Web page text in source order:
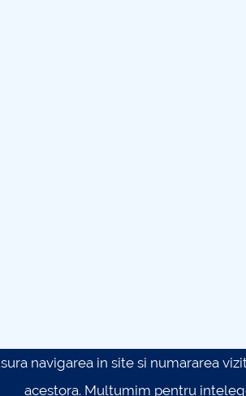
navigarea in site si numararea
acestora. Multumim pentru